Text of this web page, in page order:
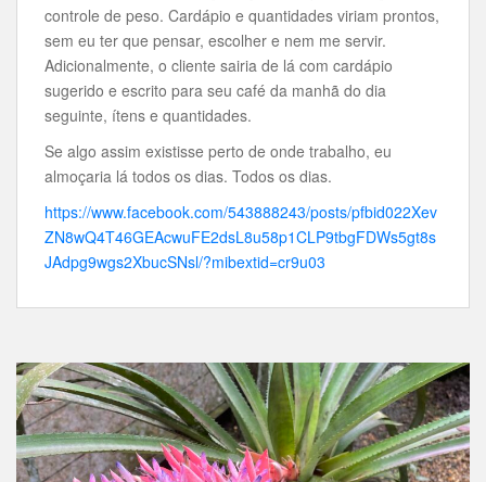
controle de peso. Cardápio e quantidades viriam prontos,
sem eu ter que pensar, escolher e nem me servir.
Adicionalmente, o cliente sairia de lá com cardápio
sugerido e escrito para seu café da manhã do dia
seguinte, ítens e quantidades.
Se algo assim existisse perto de onde trabalho, eu
almoçaria lá todos os dias. Todos os dias.
https://www.facebook.com/543888243/posts/pfbid022Xev
ZN8wQ4T46GEAcwuFE2dsL8u58p1CLP9tbgFDWs5gt8s
JAdpg9wgs2XbucSNsl/?mibextid=cr9u03